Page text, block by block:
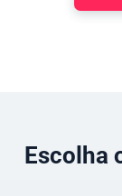
Escolha